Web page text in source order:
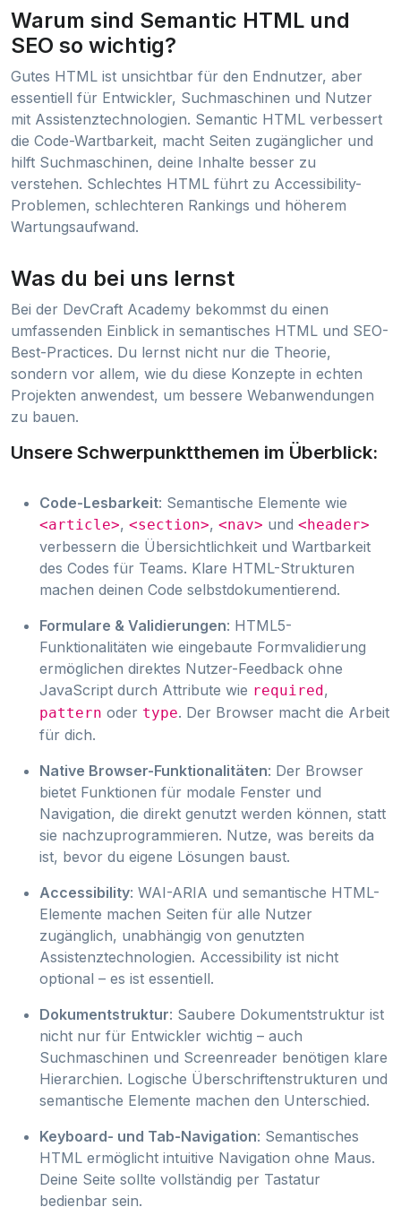
Warum sind Semantic HTML und
SEO so wichtig?
Gutes HTML ist unsichtbar für den Endnutzer, aber
essentiell für Entwickler, Suchmaschinen und Nutzer
mit Assistenztechnologien. Semantic HTML verbessert
die Code-Wartbarkeit, macht Seiten zugänglicher und
hilft Suchmaschinen, deine Inhalte besser zu
verstehen. Schlechtes HTML führt zu Accessibility-
Problemen, schlechteren Rankings und höherem
Wartungsaufwand.
Was du bei uns lernst
Bei der DevCraft Academy bekommst du einen
umfassenden Einblick in semantisches HTML und SEO-
Best-Practices. Du lernst nicht nur die Theorie,
sondern vor allem, wie du diese Konzepte in echten
Projekten anwendest, um bessere Webanwendungen
zu bauen.
Unsere Schwerpunktthemen im Überblick:
Code-Lesbarkeit: Semantische Elemente wie
<article>, <section>, <nav> und <header>
verbessern die Übersichtlichkeit und Wartbarkeit
des Codes für Teams. Klare HTML-Strukturen
machen deinen Code selbstdokumentierend.
Formulare & Validierungen: HTML5-
Funktionalitäten wie eingebaute Formvalidierung
ermöglichen direktes Nutzer-Feedback ohne
JavaScript durch Attribute wie required,
pattern oder type. Der Browser macht die Arbeit
für dich.
Native Browser-Funktionalitäten: Der Browser
bietet Funktionen für modale Fenster und
Navigation, die direkt genutzt werden können, statt
sie nachzuprogrammieren. Nutze, was bereits da
ist, bevor du eigene Lösungen baust.
Accessibility: WAI-ARIA und semantische HTML-
Elemente machen Seiten für alle Nutzer
zugänglich, unabhängig von genutzten
Assistenztechnologien. Accessibility ist nicht
optional – es ist essentiell.
Dokumentstruktur: Saubere Dokumentstruktur ist
nicht nur für Entwickler wichtig – auch
Suchmaschinen und Screenreader benötigen klare
Hierarchien. Logische Überschriftenstrukturen und
semantische Elemente machen den Unterschied.
Keyboard- und Tab-Navigation: Semantisches
HTML ermöglicht intuitive Navigation ohne Maus.
Deine Seite sollte vollständig per Tastatur
bedienbar sein.